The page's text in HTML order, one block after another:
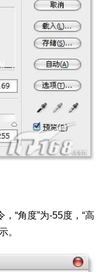
“角度”为-55度，“高
。